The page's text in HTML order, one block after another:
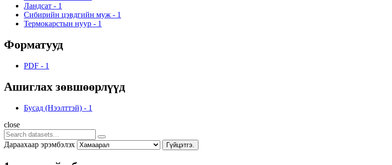
Ландсат - 1
Сибирийн цэвдгийн муж - 1
Термокарстын нуур - 1
Форматууд
PDF - 1
Ашиглах зөвшөөрлүүд
Бусад (Нээлттэй) - 1
close
Дараахаар эрэмбэлэх Гүйцэтгэ.